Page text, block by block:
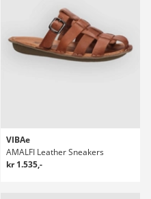
VIBAe
AMALFI Leather Sneakers
kr 1.535,-